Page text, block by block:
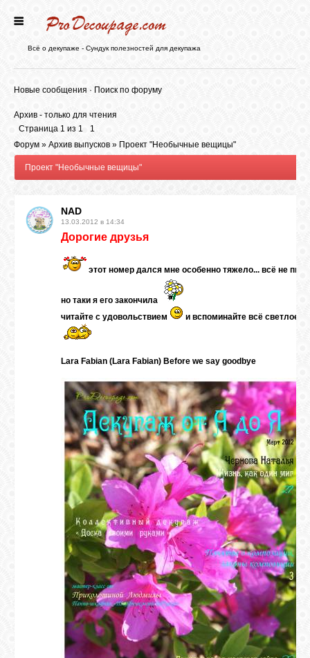
БЛОГ
ФОРУМ
СТАТЬИ
Всё о декупаже - Сундук полезностей для декупажа
Новые сообщения · Поиск по форуму
Архив - только для чтения
Страница 1 из 1
1
Форум » Архив выпусков » Проект "Необычные вещицы"
Проект "Необычные вещицы"
NAD
13.03.2012 в 14:34
Дорогие друзья
этот номер дался мне особенно тяжело... всё не
но таки я его закончила
читайте с удовольствием
и вспоминайте всё светлое,
Lara Fabian (Lara Fabian) Before we say goodbye